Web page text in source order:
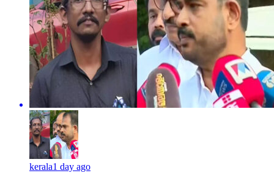
kerala1 day ago